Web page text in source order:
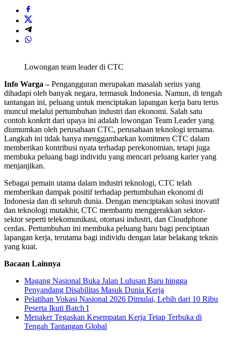
Lowongan team leader di CTC
Info Warga –Pengangguran merupakan masalah serius yang
dihadapi oleh banyak negara, termasuk Indonesia. Namun, di tengah
tantangan ini, peluang untuk menciptakan lapangan kerja baru terus
muncul melalui pertumbuhan industri dan ekonomi. Salah satu
contoh konkrit dari upaya ini adalah lowongan Team Leader yang
diumumkan oleh perusahaan CTC, perusahaan teknologi ternama.
Langkah ini tidak hanya menggambarkan komitmen CTC dalam
memberikan kontribusi nyata terhadap perekonomian, tetapi juga
membuka peluang bagi individu yang mencari peluang karier yang
menjanjikan.
Sebagai pemain utama dalam industri teknologi, CTC telah
memberikan dampak positif terhadap pertumbuhan ekonomi di
Indonesia dan di seluruh dunia. Dengan menciptakan solusi inovatif
dan teknologi mutakhir, CTC membantu menggerakkan sektor-
sektor seperti telekomunikasi, otomasi industri, dan Cloudphone
cerdas. Pertumbuhan ini membuka peluang baru bagi penciptaan
lapangan kerja, terutama bagi individu dengan latar belakang teknis
yang kuat.
Bacaan Lainnya
Magang Nasional Buka Jalan Lulusan Baru hingga
Penyandang Disabilitas Masuk Dunia Kerja
Pelatihan Vokasi Nasional 2026 Dimulai, Lebih dari 10 Ribu
Peserta Ikuti Batch I
Menaker Tegaskan Kesempatan Kerja Tetap Terbuka di
Tengah Tantangan Global